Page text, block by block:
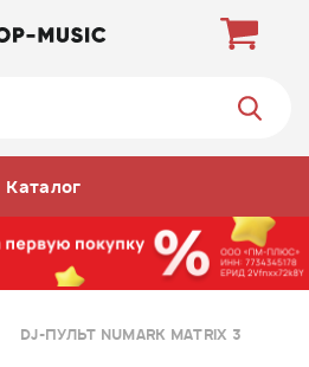
Каталог
DJ-ПУЛЬТ NUMARK MATRIX 3